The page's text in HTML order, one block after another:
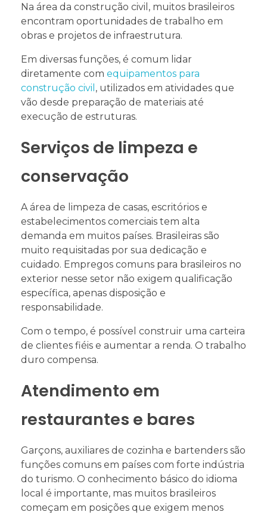
Na área da construção civil, muitos brasileiros
encontram oportunidades de trabalho em
obras e projetos de infraestrutura.
Em diversas funções, é comum lidar
diretamente com equipamentos para
construção civil , utilizados em atividades que
vão desde preparação de materiais até
execução de estruturas.
Serviços de limpeza e
conservação
A área de limpeza de casas, escritórios e
estabelecimentos comerciais tem alta
demanda em muitos países. Brasileiras são
muito requisitadas por sua dedicação e
cuidado. Empregos comuns para brasileiros no
exterior nesse setor não exigem qualificação
específica, apenas disposição e
responsabilidade.
Com o tempo, é possível construir uma carteira
de clientes fiéis e aumentar a renda. O trabalho
duro compensa.
Atendimento em
restaurantes e bares
Garçons, auxiliares de cozinha e bartenders são
funções comuns em países com forte indústria
do turismo. O conhecimento básico do idioma
local é importante, mas muitos brasileiros
começam em posições que exigem menos